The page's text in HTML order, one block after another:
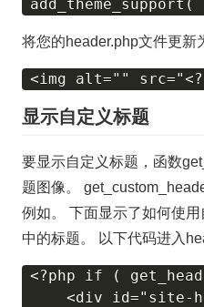
将您的header.php文件更新
显示自定义标题
要显示自定义标题，函数
题图像。
例如。 下面显示了如何使
中的标题。 以下代码进入
<?php if (
<div id="site-